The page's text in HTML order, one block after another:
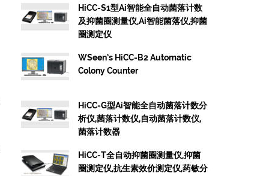
HiCC-S1型Ai智能全自动菌落计数
及抑菌圈测量仪,Ai智能菌落仪,抑菌
圈测定仪
WSeen’s HiCC-B2 Automatic
Colony Counter
HiCC-G型Ai智能全自动菌落计数分
析仪,菌落计数仪,自动菌落计数仪,
菌落计数器
HiCC-T全自动抑菌圈测量仪,抑菌
圈测定仪,抗生素效价测定仪,药敏分